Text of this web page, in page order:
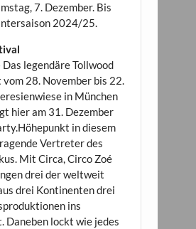
7. Dezember. Bis
2024/25.
Das legendäre Tollwood
28. November bis 22.
in München
hier am 31. Dezember
in diesem
Vertreter des
Mit Circa, Circo Zoé
drei der weltweit
drei Kontinenten drei
ins
Daneben lockt wie jedes